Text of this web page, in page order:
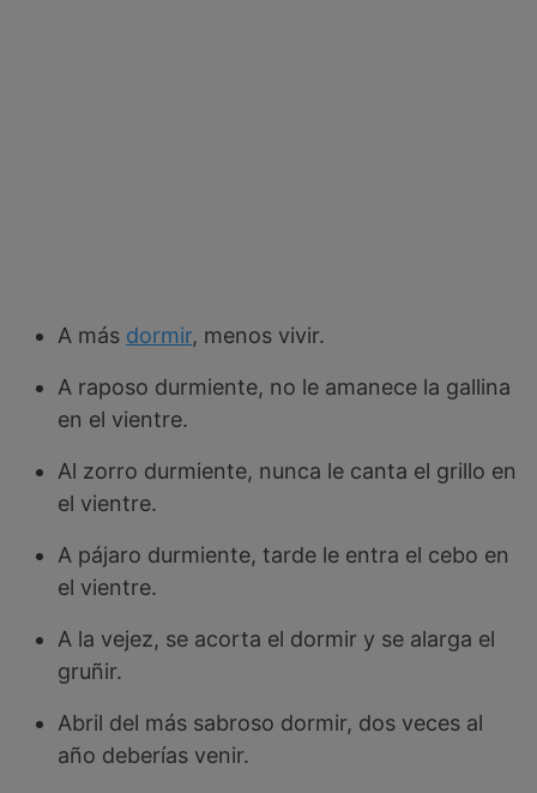
A más dormir, menos vivir.
A raposo durmiente, no le amanece la gallina
en el vientre.
Al zorro durmiente, nunca le canta el grillo en
el vientre.
A pájaro durmiente, tarde le entra el cebo en
el vientre.
A la vejez, se acorta el dormir y se alarga el
gruñir.
Abril del más sabroso dormir, dos veces al
año deberías venir.